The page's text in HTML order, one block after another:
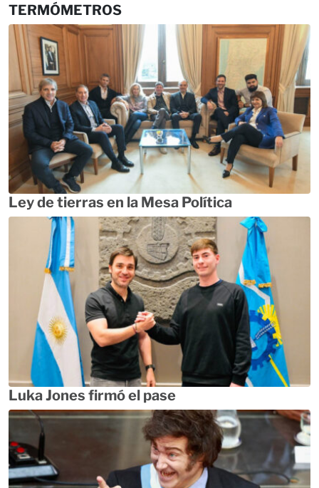
TERMÓMETROS
Ley de tierras en la Mesa Política
Luka Jones firmó el pase